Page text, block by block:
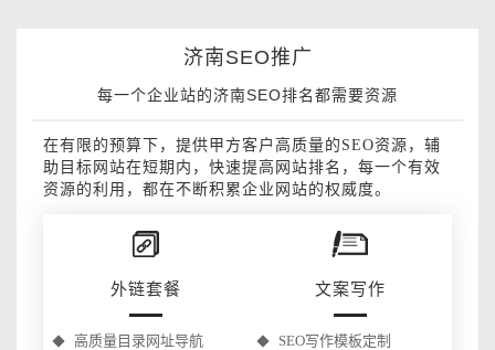
济南SEO推广
每一个企业站的济南SEO排名都需要资源
在有限的预算下，提供甲方客户高质量的SEO资源，辅
助目标网站在短期内，快速提高网站排名，每一个有效
资源的利用，都在不断积累企业网站的权威度。
外链套餐
高质量目录网址导航
文案写作
SEO写作模板定制